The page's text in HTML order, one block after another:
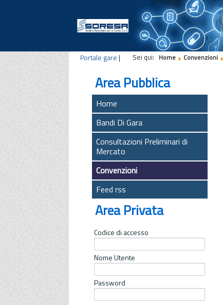
Portale gare | Sei qui: Home Convenzioni
Area Pubblica
Home
Bandi Di Gara
Consultazioni Preliminari di
Mercato
Convenzioni
Feed rss
Area Privata
Codice di accesso
Nome Utente
Password